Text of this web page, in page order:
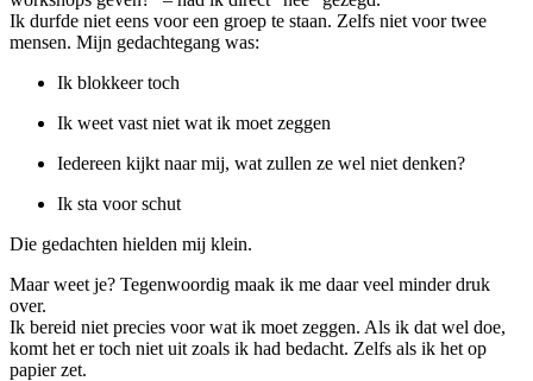
Ik durfde niet eens voor een groep te staan. Zelfs niet voor twee
mensen. Mijn gedachtegang was:
Ik blokkeer toch
Ik weet vast niet wat ik moet zeggen
Iedereen kijkt naar mij, wat zullen ze wel niet denken?
Ik sta voor schut
Die gedachten hielden mij klein.
Maar weet je? Tegenwoordig maak ik me daar veel minder druk
over.
Ik bereid niet precies voor wat ik moet zeggen. Als ik dat wel doe,
komt het er toch niet uit zoals ik had bedacht. Zelfs als ik het op
papier zet.